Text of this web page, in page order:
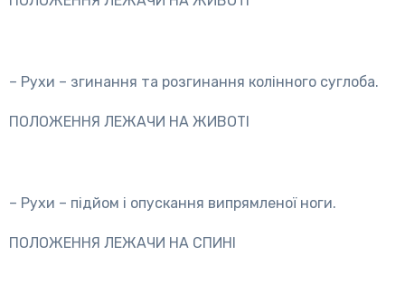
– Рухи – згинання та розгинання колінного суглоба.
ПОЛОЖЕННЯ ЛЕЖАЧИ НА ЖИВОТІ
– Рухи – підйом і опускання випрямленої ноги.
ПОЛОЖЕННЯ ЛЕЖАЧИ НА СПИНІ